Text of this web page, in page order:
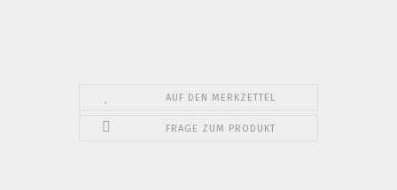
AUF DEN MERKZETTEL
FRAGE ZUM PRODUKT